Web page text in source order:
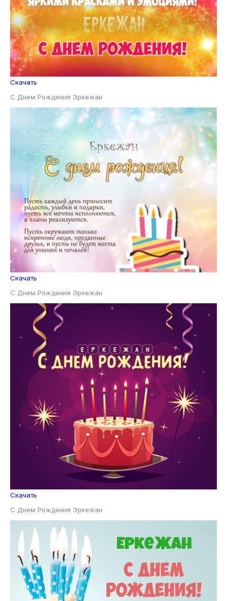
Скачать
С Днем Рождения Эркежан
Скачать
С Днем Рождения Эркежан
Скачать
С Днем Рождения Эркежан